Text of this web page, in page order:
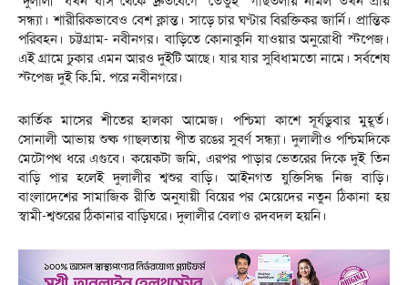
সন্ধ্যা। শারীরিকভাবেও বেশ ক্লান্ত। সাড়ে চার ঘণ্টার বিরক্তিকর জার্নি। প্রান্তিক
পরিবহন। চট্টগ্রাম- নবীনগর। বাড়িতে কোনাকুনি যাওয়ার অনুরোধী স্টপেজ।
এই গ্রামে ঢুকার এমন আরও দুইটি আছে। যার যার সুবিধামতো নামে। সর্বশেষ
স্টপেজ দুই কি.মি. পরে নবীনগরে।
কার্তিক মাসের শীতের হালকা আমেজ। পশ্চিমা কাশে সূর্যডুবার মুহূর্ত।
সোনালী আভায় শুষ্ক গাছলতায় পীত রঙের সুবর্ণ সন্ধ্যা। দুলালীও পশ্চিমদিকে
মেটোপথ ধরে এগুবে। কয়েকটা জমি, এরপর পাড়ার ভেতরের দিকে দুই তিন
বাড়ি পার হলেই দুলালীর শ্বশুর বাড়ি। আইনগত যুক্তিসিদ্ধ নিজ বাড়ি।
বাংলাদেশের সামাজিক রীতি অনুযায়ী বিয়ের পর মেয়েদের নতুন ঠিকানা হয়
স্বামী-শ্বশুরের ঠিকানার বাড়িঘরে। দুলালীর বেলাও রদবদল হয়নি।